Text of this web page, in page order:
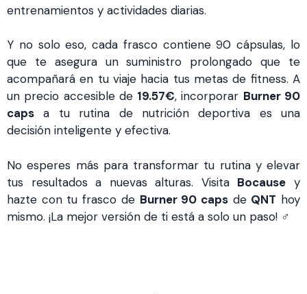
entrenamientos y actividades diarias.
Y no solo eso, cada frasco contiene 90 cápsulas, lo
que te asegura un suministro prolongado que te
acompañará en tu viaje hacia tus metas de fitness. A
un precio accesible de 19.57€, incorporar Burner 90
caps a tu rutina de nutrición deportiva es una
decisión inteligente y efectiva.
No esperes más para transformar tu rutina y elevar
tus resultados a nuevas alturas. Visita Bocause y
hazte con tu frasco de Burner 90 capsde QNT hoy
mismo. ¡La mejor versión de ti está a solo un paso! ️‍♂️